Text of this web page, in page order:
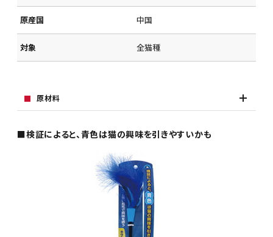
原産国 中国
対象 全猫種
原材料
■検証によると、青色は猫の興味を引きやすいかも